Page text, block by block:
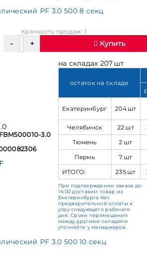
PF 3.0 500 8 секц
Кратность продаж: 1
Купить
3.0
на складах 207 шт
остаток на складе
Екатеринбург 204 шт
Челябинск 22 шт
Тюмень
2 шт
Пермь
7 шт
ИТОГО:
235 шт
При подтверждении заказа до
14:00 доставим товар из
Екатеринбурга без
предварительной оплаты к
утру следующего рабочего
дня. Сроки перемещения
между другими складами
уточняйте у менеджеров.
PF 3.0 500 10 секц